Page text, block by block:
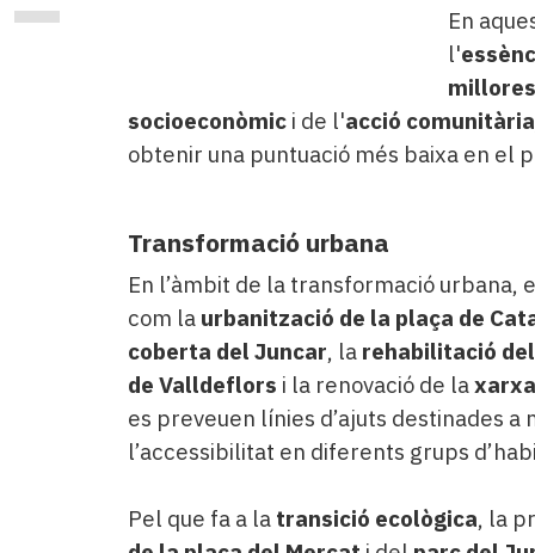
En
l'
millores
socioeconòmici de l'acció comunitària
obtenir una puntuació més baixa en el
Transformació urbana
En l’àmbit de la transformació
com la urbanització de la plaça de
coberta del Juncar, la rehabilitació del
de Valldeflors i la renovació de la
es preveuen línies d’ajuts destinades
l’accessibilitat en diferents grups
Pel que fa a la transició ecològica, la